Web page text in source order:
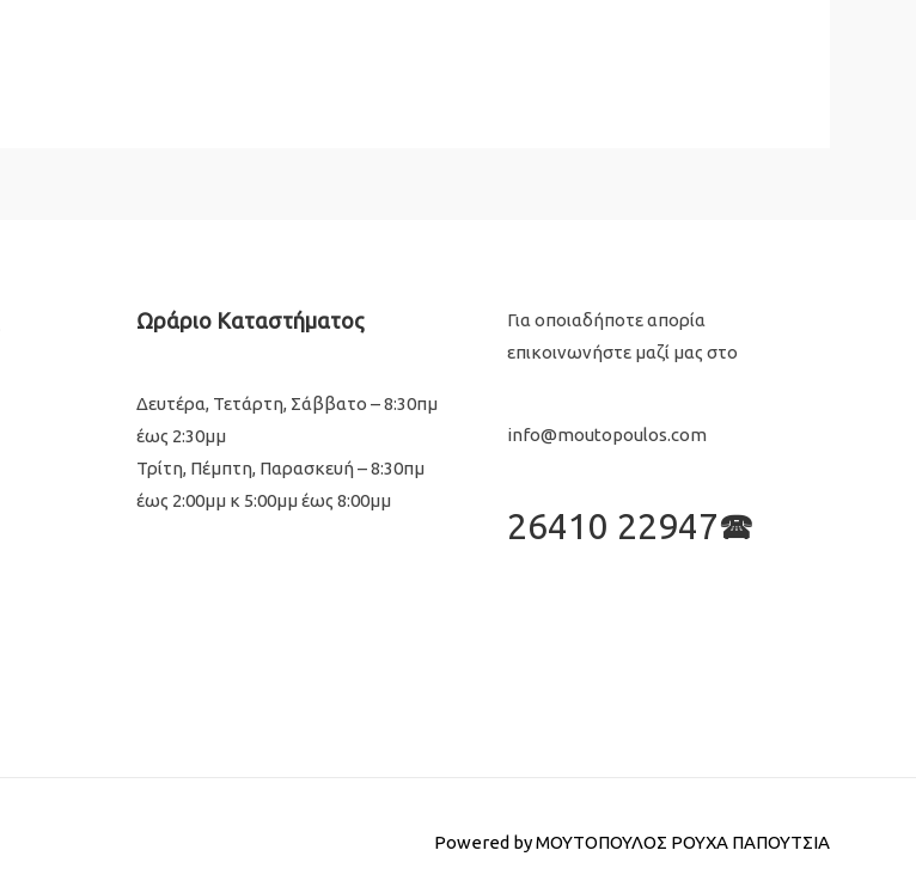
Ωράριο Καταστήματος
Δευτέρα, Τετάρτη, Σάββατο – 8:30πμ
έως 2:30μμ
Τρίτη, Πέμπτη, Παρασκευή – 8:30πμ
έως 2:00μμ κ 5:00μμ έως 8:00μμ
Για οποιαδήποτε απορία
επικοινωνήστε μαζί μας στο
info@moutopoulos.com
26410 22947🕿
Powered byΜΟΥΤΟΠΟΥΛΟΣ ΡΟΥΧΑ ΠΑΠΟΥΤΣΙΑ